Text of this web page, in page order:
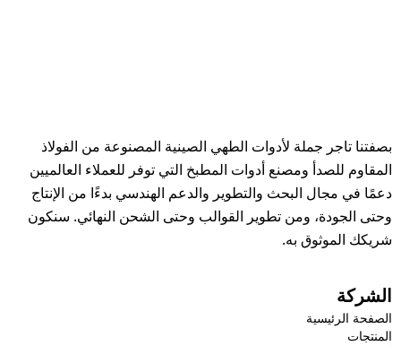
بصفتنا تاجر جملة لأدوات الطهي الصينية المصنوعة من الفولاذ
المقاوم للصدأ ومصنع أدوات المطبخ التي توفر للعملاء العالميين
دعمًا في مجال البحث والتطوير والدعم الهندسي بدءًا من الإنتاج
وحتى الجودة، ومن تطوير القوالب وحتى الشحن النهائي. سنكون
شريكك الموثوق به.
الشركة
الصفحة الرئيسية
المنتجات